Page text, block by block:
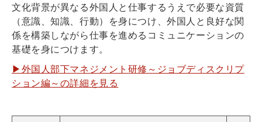
文化背景が異なる外国人と仕事するうえで必要な資質
（意識、知識、行動）を身につけ、外国人と良好な関
係を構築しながら仕事を進めるコミュニケーションの
基礎を身につけます。
▶外国人部下マネジメント研修～ジョブディスクリプ
ション編～の詳細を見る